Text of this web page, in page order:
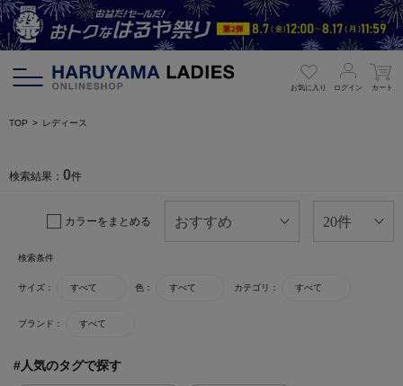
お気に入り ログイン カート
TOP レディース
検索結果： 0件
カラーをまとめる
検索条件
サイズ： すべて 色： すべて カテゴリ： すべて
ブランド： すべて
#人気のタグで探す